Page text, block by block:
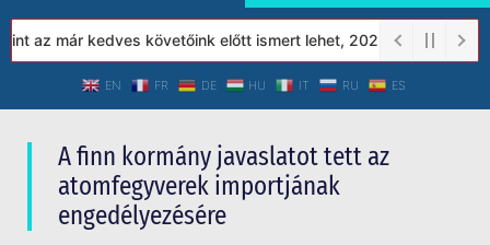
már kedves követőink előtt ismert lehet, 2023-tól a Védett
EN FR DE HU IT RU ES
A finn kormány javaslatot tett az
atomfegyverek importjának
engedélyezésére